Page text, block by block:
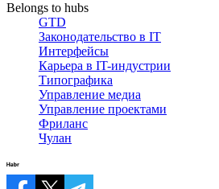
Belongs to hubs
GTD
Законодательство в IT
Интерфейсы
Карьера в IT-индустрии
Типографика
Управление медиа
Управление проектами
Фриланс
Чулан